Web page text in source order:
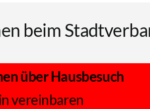
beim
über Hausbesuch
vereinbaren